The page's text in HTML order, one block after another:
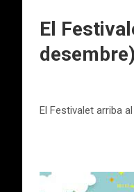
El
desembre)
El Festivalet arriba